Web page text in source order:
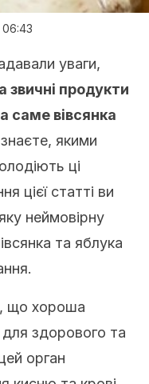
06:43
уваги,
звичні продукти
саме вівсянка
якими
ці
цієї статті ви
неймовірну
та яблука
що хороша
здорового та
орган